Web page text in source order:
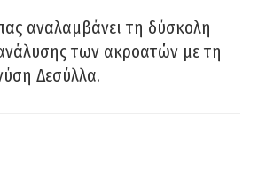
αναλαμβάνει τη δύσκολη
των ακροατών με τη
Δεσύλλα.